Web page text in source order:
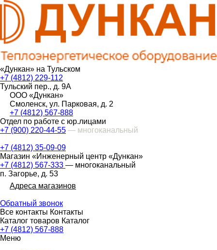
«Дункан» на Тульском
+7 (4812) 229-112
Тульский пер., д. 9А
ООО «Дункан»
Смоленск, ул. Парковая, д. 2
+7 (4812) 567-888
Отдел по работе с юр.лицами
+7 (900) 220-44-55 — многоканальный
+7 (4812) 35-09-09
Магазин «Инженерный центр «Дункан»
+7 (4812) 567-333 — многоканальный
п. Загорье, д. 53
Адреса магазинов
Обратный звонок
Все контакты Контакты
Каталог товаров Каталог
+7 (4812) 567-888
Меню